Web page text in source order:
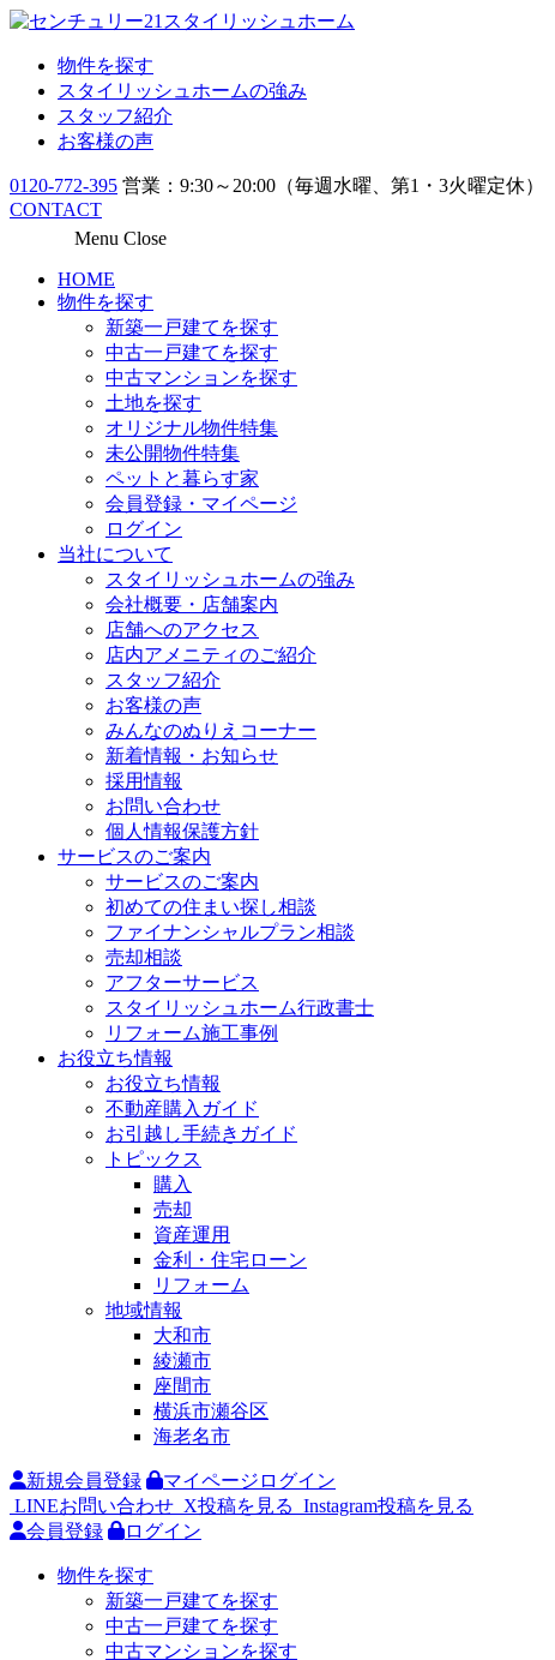
物件を探す
スタイリッシュホームの強み
スタッフ紹介
お客様の声
0120-772-395 営業：9:30～20:00（毎週水曜、第1・3火曜定休）
CONTACT
Menu Close
HOME
物件を探す
新築一戸建てを探す
中古一戸建てを探す
中古マンションを探す
土地を探す
オリジナル物件特集
未公開物件特集
ペットと暮らす家
会員登録・マイページ
ログイン
当社について
スタイリッシュホームの強み
会社概要・店舗案内
店舗へのアクセス
店内アメニティのご紹介
スタッフ紹介
お客様の声
みんなのぬりえコーナー
新着情報・お知らせ
採用情報
お問い合わせ
個人情報保護方針
サービスのご案内
サービスのご案内
初めての住まい探し相談
ファイナンシャルプラン相談
売却相談
アフターサービス
スタイリッシュホーム行政書士
リフォーム施工事例
お役立ち情報
お役立ち情報
不動産購入ガイド
お引越し手続きガイド
トピックス
購入
売却
資産運用
金利・住宅ローン
リフォーム
地域情報
大和市
綾瀬市
座間市
横浜市瀬谷区
海老名市
新規会員登録
マイページログイン
LINEお問い合わせ X投稿を見る Instagram投稿を見る
会員登録
ログイン
物件を探す
新築一戸建てを探す
中古一戸建てを探す
中古マンションを探す